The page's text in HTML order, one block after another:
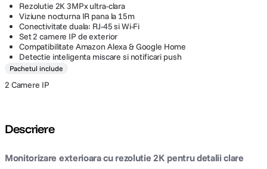
Rezolutie 2K 3MPx ultra-clara
Viziune nocturna IR pana la 15m
Conectivitate duala: RJ-45 si Wi-Fi
Set 2 camere IP de exterior
Compatibilitate Amazon Alexa & Google Home
Detectie inteligenta miscare si notificari push
Pachetul include
2 Camere IP
Descriere
Monitorizare exterioara cu rezolutie 2K pentru detalii clare